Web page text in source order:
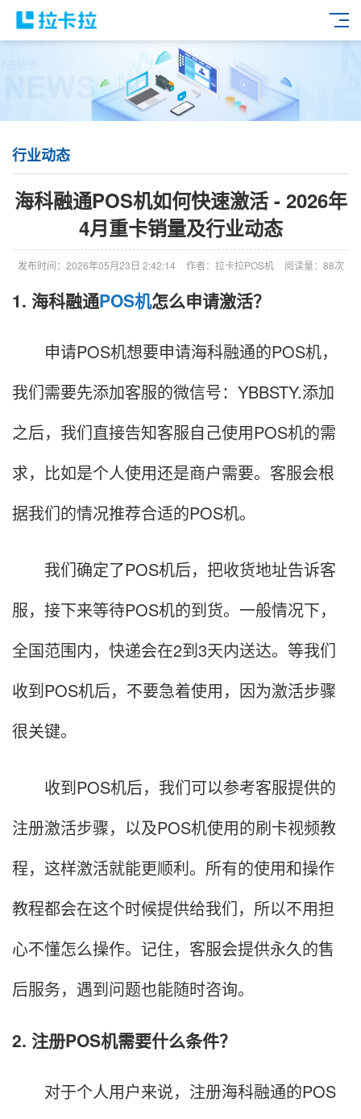
行业动态
海科融通POS机如何快速激活 - 2026年
4月重卡销量及行业动态
发布时间：2026年05月23日 2:42:14 作者：拉卡拉POS机 阅读量：88次
1. 海科融通POS机怎么申请激活？
申请POS机想要申请海科融通的POS机，
我们需要先添加客服的微信号：YBBSTY.添加
之后，我们直接告知客服自己使用POS机的需
求，比如是个人使用还是商户需要。客服会根
据我们的情况推荐合适的POS机。
我们确定了POS机后，把收货地址告诉客
服，接下来等待POS机的到货。一般情况下，
全国范围内，快递会在2到3天内送达。等我们
收到POS机后，不要急着使用，因为激活步骤
很关键。
收到POS机后，我们可以参考客服提供的
注册激活步骤，以及POS机使用的刷卡视频教
程，这样激活就能更顺利。所有的使用和操作
教程都会在这个时候提供给我们，所以不用担
心不懂怎么操作。记住，客服会提供永久的售
后服务，遇到问题也能随时咨询。
2. 注册POS机需要什么条件？
对于个人用户来说，注册海科融通的POS